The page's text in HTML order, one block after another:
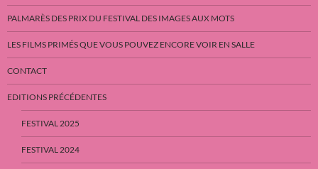
PALMARÈS DES PRIX DU FESTIVAL DES IMAGES AUX MOTS
LES FILMS PRIMÉS QUE VOUS POUVEZ ENCORE VOIR EN SALLE
CONTACT
EDITIONS PRÉCÉDENTES
FESTIVAL 2025
FESTIVAL 2024